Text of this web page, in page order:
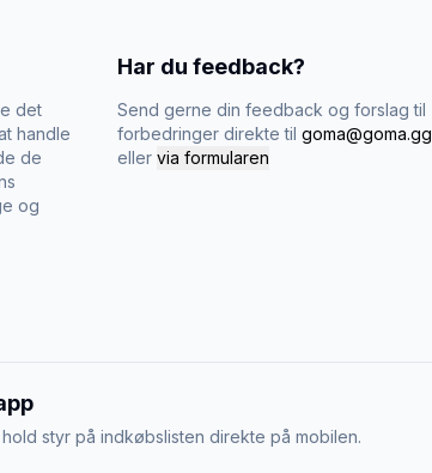
det
handle
de
og
Har du feedback?
Send gerne din feedback og forslag til
forbedringer direkte til goma@goma.gg
eller via formularen
styr på indkøbslisten direkte på mobilen.